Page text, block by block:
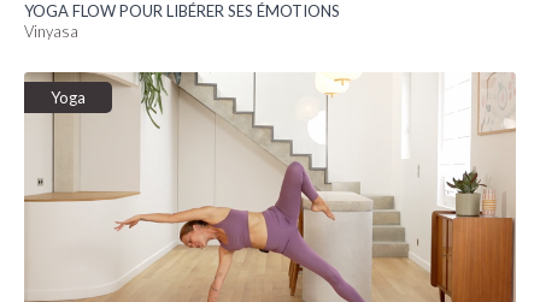
YOGA FLOW POUR LIBÉRER SES ÉMOTIONS
Vinyasa
Yoga